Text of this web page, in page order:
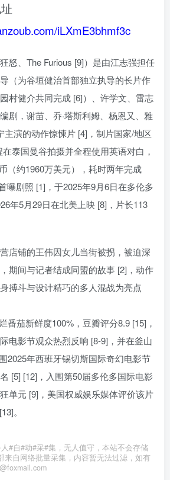
iLXmE3bhmf3c
怒、The Furious [9]）是由江志强担任
（为谷垣健治首部独立执导的长片作
村健介共同完成 [6]）、许学文、雷志
剧，谢苗、乔·塔斯利姆、杨恩又、雅
主演的动作惊悚片 [4]，制片国家/地区
泰国曼谷拍摄并全程使用英语对白，
（约1960万美元），耗时两年完成
曝剧照 [1]，于2025年9月6日在多伦多
年5月29日在北美上映 [8]，片长113
店铺的王伟因女儿当街被拐，被迫深
期间与记者结成同盟的故事 [2]，动作
搏斗与设计精巧的多人混战为亮点
番茄新鲜度100%，豆瓣评分8.9 [15]，
电影节观众热烈反响 [8-9]，并在釜山
2025年西班牙锡切斯国际奇幻电影节
[5] [12]，入围第50届多伦多国际电影
单元 [9]，美国权威娱乐媒体评价该片
。
#自#动#采#集，无人值守，本站不会存储
来自网络批量采集，内容暂无法过滤，如有